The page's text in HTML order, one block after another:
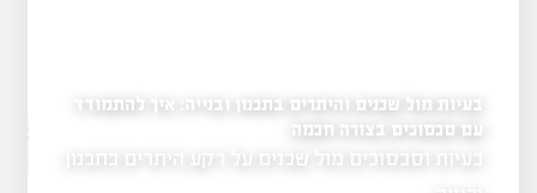
בעיות מול שכנים והיתרים בתכנון ובנייה: איך להתמודד
עם סכסוכים בצורה חכמה
בעיות וסכסוכים מול שכנים על רקע היתרים בתכנוןשינוי ייעוד